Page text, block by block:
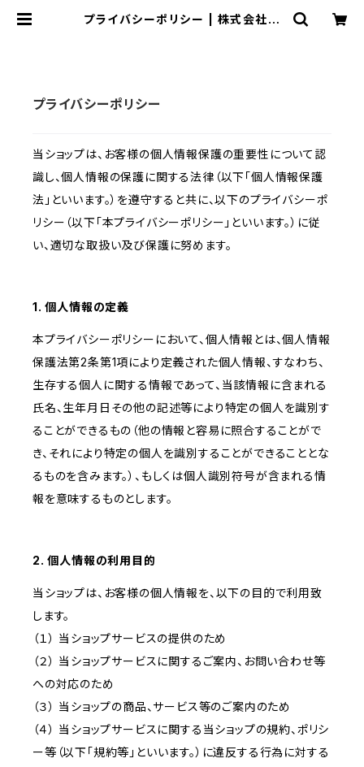
プライバシーポリシー | 株式会社ベ
プライバシーポリシー
当ショップは、お客様の個人情報保護の重要性について認
識し、個人情報の保護に関する法律（以下「個人情報保護
法」といいます。）を遵守すると共に、以下のプライバシーポ
リシー（以下「本プライバシーポリシー」といいます。）に従
い、適切な取扱い及び保護に努めます。
1. 個人情報の定義
本プライバシーポリシーにおいて、個人情報とは、個人情報
保護法第2条第1項により定義された個人情報、すなわち、
生存する個人に関する情報であって、当該情報に含まれる
氏名、生年月日その他の記述等により特定の個人を識別す
ることができるもの（他の情報と容易に照合することがで
き、それにより特定の個人を識別することができることとな
るものを含みます。）、もしくは個人識別符号が含まれる情
報を意味するものとします。
2. 個人情報の利用目的
当ショップは、お客様の個人情報を、以下の目的で利用致
します。
（１） 当ショップサービスの提供のため
（２） 当ショップサービスに関するご案内、お問い合わせ等
への対応のため
（３） 当ショップの商品、サービス等のご案内のため
（４） 当ショップサービスに関する当ショップの規約、ポリシ
ー等（以下「規約等」といいます。）に違反する行為に対する